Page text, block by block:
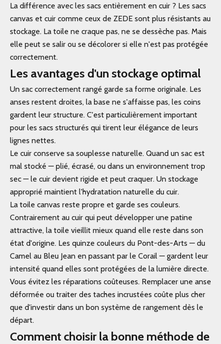
La différence avec les sacs entièrement en cuir ? Les sacs
canvas et cuir comme ceux de ZEDE sont plus résistants au
stockage. La toile ne craque pas, ne se dessèche pas. Mais
elle peut se salir ou se décolorer si elle n'est pas protégée
correctement.
Les avantages d'un stockage optimal
Un sac correctement rangé garde sa forme originale. Les
anses restent droites, la base ne s'affaisse pas, les coins
gardent leur structure. C'est particulièrement important
pour les sacs structurés qui tirent leur élégance de leurs
lignes nettes.
Le cuir conserve sa souplesse naturelle. Quand un sac est
mal stocké — plié, écrasé, ou dans un environnement trop
sec — le cuir devient rigide et peut craquer. Un stockage
approprié maintient l'hydratation naturelle du cuir.
La toile canvas reste propre et garde ses couleurs.
Contrairement au cuir qui peut développer une patine
attractive, la toile vieillit mieux quand elle reste dans son
état d'origine. Les quinze couleurs du Pont-des-Arts — du
Camel au Bleu Jean en passant par le Corail — gardent leur
intensité quand elles sont protégées de la lumière directe.
Vous évitez les réparations coûteuses. Remplacer une anse
déformée ou traiter des taches incrustées coûte plus cher
que d'investir dans un bon système de rangement dès le
départ.
Comment choisir la bonne méthode de